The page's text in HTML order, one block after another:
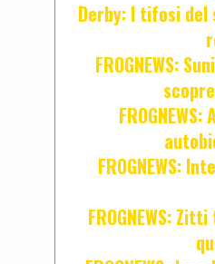
Derby: I tifosi
FROGNEWS:
FROGNEWS:
FROGNEWS: